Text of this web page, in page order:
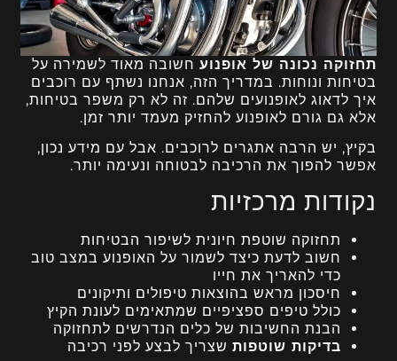
תחזוקה נכונה של אופנוע חשובה מאוד לשמירה על
בטיחות ונוחות. במדריך הזה, אנחנו נשתף עם רוכבים
איך לדאוג לאופנועים שלהם. זה לא רק משפר בטיחות,
אלא גם גורם לאופנוע להחזיק מעמד יותר זמן.
בקיץ, יש הרבה אתגרים לרוכבים. אבל עם מידע נכון,
אפשר להפוך את הרכיבה לבטוחה ונעימה יותר.
נקודות מרכזיות
תחזוקה שוטפת חיונית לשיפור הבטיחות
חשוב לדעת כיצד לשמור על האופנוע במצב טוב
כדי להאריך את חייו
חיסכון מראש בהוצאות טיפולים ותיקונים
כולל טיפים ספציפיים שמתאימים לעונת הקיץ
הבנת החשיבות של כלים הנדרשים לתחזוקה
בדיקות שוטפות שצריך לבצע לפני רכיבה